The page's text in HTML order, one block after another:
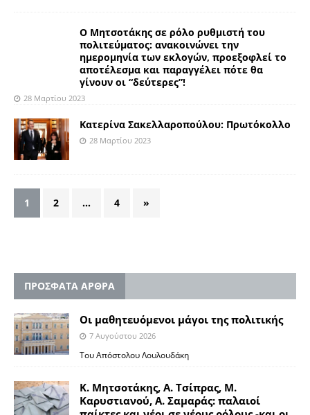
Ο Μητσοτάκης σε ρόλο ρυθμιστή του
πολιτεύματος: ανακοινώνει την
ημερομηνία των εκλογών, προεξοφλεί το
αποτέλεσμα και παραγγέλει πότε θα
γίνουν οι “δεύτερες”!
28 Μαρτίου 2023
Κατερίνα Σακελλαροπούλου: Πρωτόκολλο
28 Μαρτίου 2023
1 2 … 4 »
ΠΡΟΣΦΑΤΑ ΑΡΘΡΑ
Οι μαθητευόμενοι μάγοι της πολιτικής
7 Αυγούστου 2026
Του Απόστολου Λουλουδάκη
Κ. Μητσοτάκης, Α. Τσίπρας, Μ.
Καρυστιανού, Α. Σαμαράς: παλαιοί